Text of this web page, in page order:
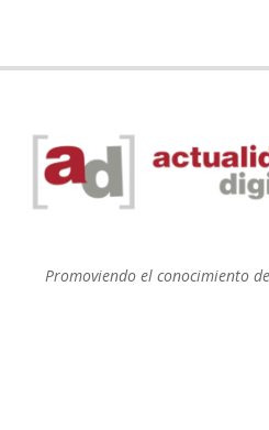
Promoviendo el conocimiento